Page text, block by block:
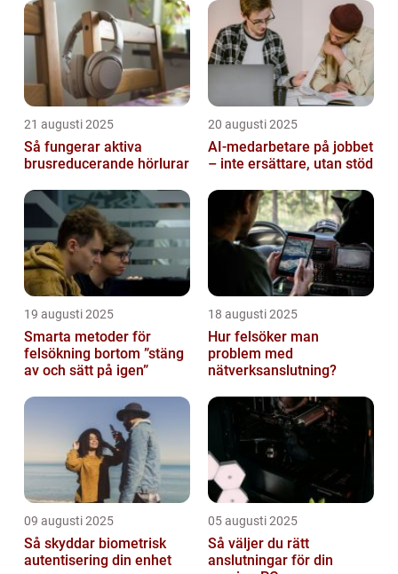
21 augusti 2025
Så fungerar aktiva
brusreducerande hörlurar
20 augusti 2025
AI‑medarbetare på jobbet
– inte ersättare, utan stöd
19 augusti 2025
Smarta metoder för
felsökning bortom ”stäng
av och sätt på igen”
18 augusti 2025
Hur felsöker man
problem med
nätverksanslutning?
09 augusti 2025
Så skyddar biometrisk
autentisering din enhet
05 augusti 2025
Så väljer du rätt
anslutningar för din